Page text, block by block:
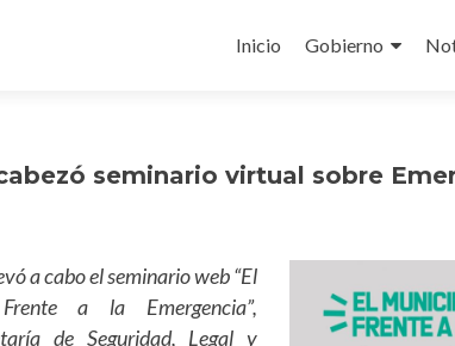
al
Inicio Gobierno
seminario virtual sobre
a cabo el seminario web “El
a la Emergencia”,
de Seguridad, Legal y